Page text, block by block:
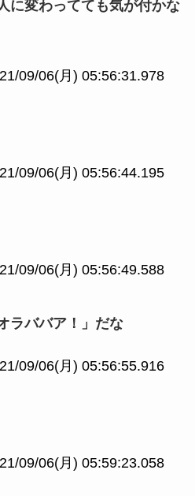
に変わってても気が付かな
09/06(月) 05:56:31.978
09/06(月) 05:56:44.195
09/06(月) 05:56:49.588
ラババア！」だな
09/06(月) 05:56:55.916
09/06(月) 05:59:23.058